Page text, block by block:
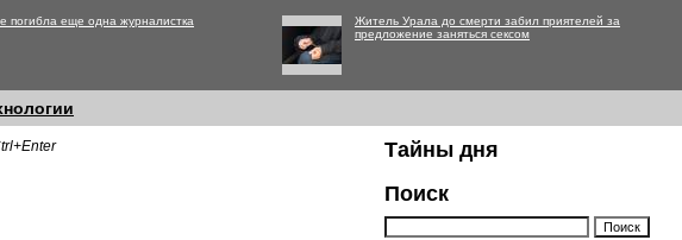
погибла еще одна журналистка
Житель Урала до смерти забил приятелей за
предложение заняться сексом
Тайны дня
Поиск